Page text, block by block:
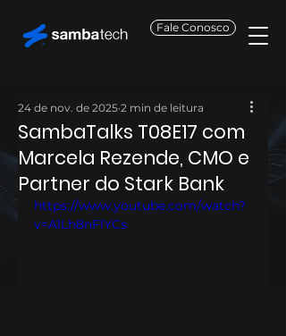
Fale Conosco
SambaTalks T08E17 com
Marcela Rezende, CMO e
Partner do Stark Bank
24 de nov. de 2025 2 min de leitura
https://www.youtube.com/watch?
v=A1Lh8nFlYCs